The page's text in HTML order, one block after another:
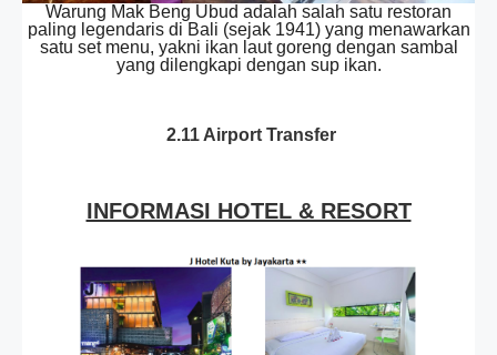
Warung Mak Beng Ubud adalah salah satu restoran
paling legendaris di Bali (sejak 1941) yang menawarkan
satu set menu, yakni ikan laut goreng dengan sambal
yang dilengkapi dengan sup ikan.
2.11 Airport Transfer
INFORMASI HOTEL & RESORT